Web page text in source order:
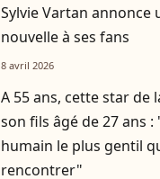
Sylvie Vartan annonce
nouvelle à ses fans
8 avril 2026
A 55 ans, cette star de
son fils âgé de 27 ans
humain le plus gentil
rencontrer"